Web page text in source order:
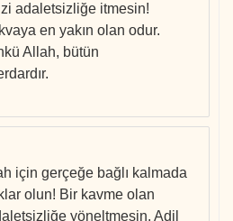
adaletsizliğe itmesin!
en yakın olan odur.
Allah, bütün
için gerçeğe bağlı kalmada
olun! Bir kavme olan
yöneltmesin. Adil